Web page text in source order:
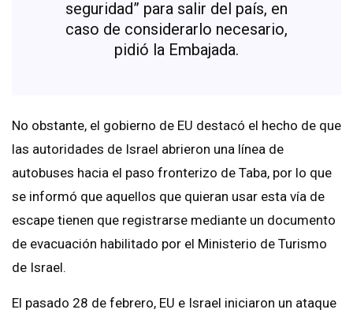
seguridad” para salir del país, en
caso de considerarlo necesario,
pidió la Embajada.
No obstante, el gobierno de EU destacó el hecho de que
las autoridades de Israel abrieron una línea de
autobuses hacia el paso fronterizo de Taba, por lo que
se informó que aquellos que quieran usar esta vía de
escape tienen que registrarse mediante un documento
de evacuación habilitado por el Ministerio de Turismo
de Israel.
El pasado 28 de febrero, EU e Israel iniciaron un ataque